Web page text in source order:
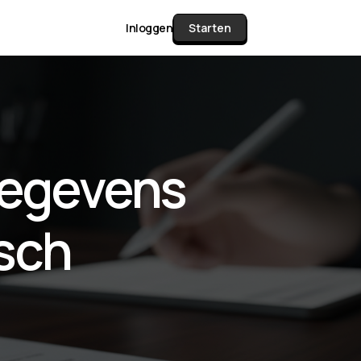
alle pakketten en mogelijkheden
documenten verzamelen en facturen
tot controleren, boeken, bank
& klant dashboard.
Inloggen Starten